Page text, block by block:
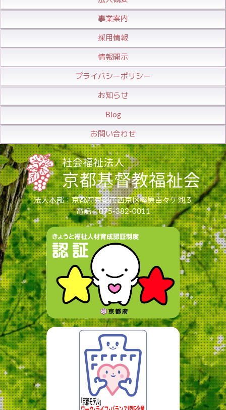
事業案内
採用情報
情報開示
プライバシーポリシー
お知らせ
Blog
お問い合わせ
法人本部：京都府京都市西京区樫原百々ケ池３
電話：075-382-0011